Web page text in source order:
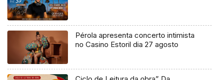
Pérola apresenta concerto intimista
no Casino Estoril dia 27 agosto